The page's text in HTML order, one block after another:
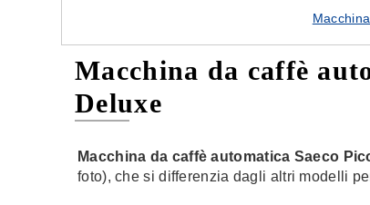
Macchina da caffè
Deluxe
Macchina da caffè automatica Saeco
foto), che si differenzia dagli altri modelli